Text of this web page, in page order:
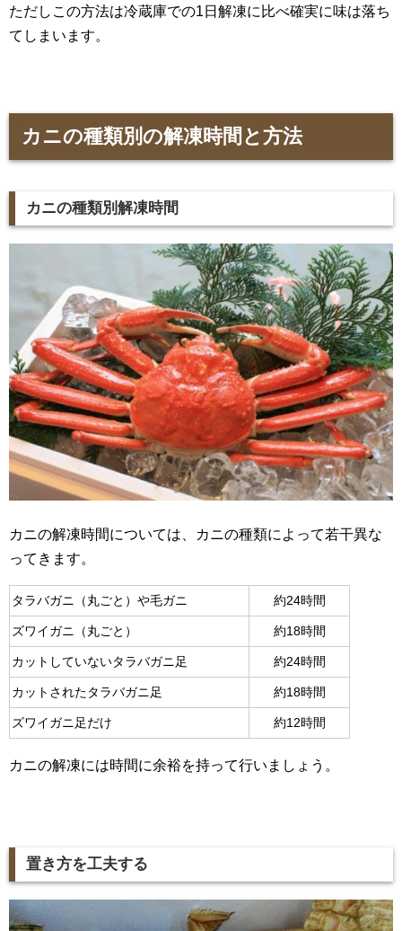
ただしこの方法は冷蔵庫での1日解凍に比べ確実に味は落ち
てしまいます。
カニの種類別の解凍時間と方法
カニの種類別解凍時間
カニの解凍時間については、カニの種類によって若干異な
ってきます。
タラバガニ（丸ごと）や毛ガニ 約24時間
ズワイガニ（丸ごと） 約18時間
カットしていないタラバガニ足 約24時間
カットされたタラバガニ足 約18時間
ズワイガニ足だけ 約12時間
カニの解凍には時間に余裕を持って行いましょう。
置き方を工夫する